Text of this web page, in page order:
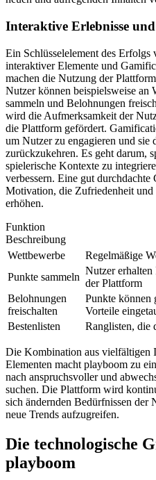
Interaktive Erlebnisse
Ein Schlüsselelement des
interaktiver Elemente und
machen die Nutzung der
Nutzer können beispielsweise an
sammeln und Belohnungen
wird die Aufmerksamkeit der
die Plattform gefördert.
um Nutzer zu engagieren und sie
zurückzukehren. Es geht darum,
spielerische Kontexte zu
verbessern. Eine gut
Motivation, die Zufriedenheit
erhöhen.
Funktion
Beschreibung
Wettbewerbe
Regelmäßige
Punkte sammeln
Nutzer
der Plattform
Belohnungen
freischalten
Punkte können
Vorteile
Bestenlisten
Ranglisten, die
Die Kombination aus vielfältigen
Elementen macht playboom zu
nach anspruchsvoller und
suchen. Die Plattform wird
sich ändernden Bedürfnissen der
neue Trends aufzugreifen.
Die technologische
playboom